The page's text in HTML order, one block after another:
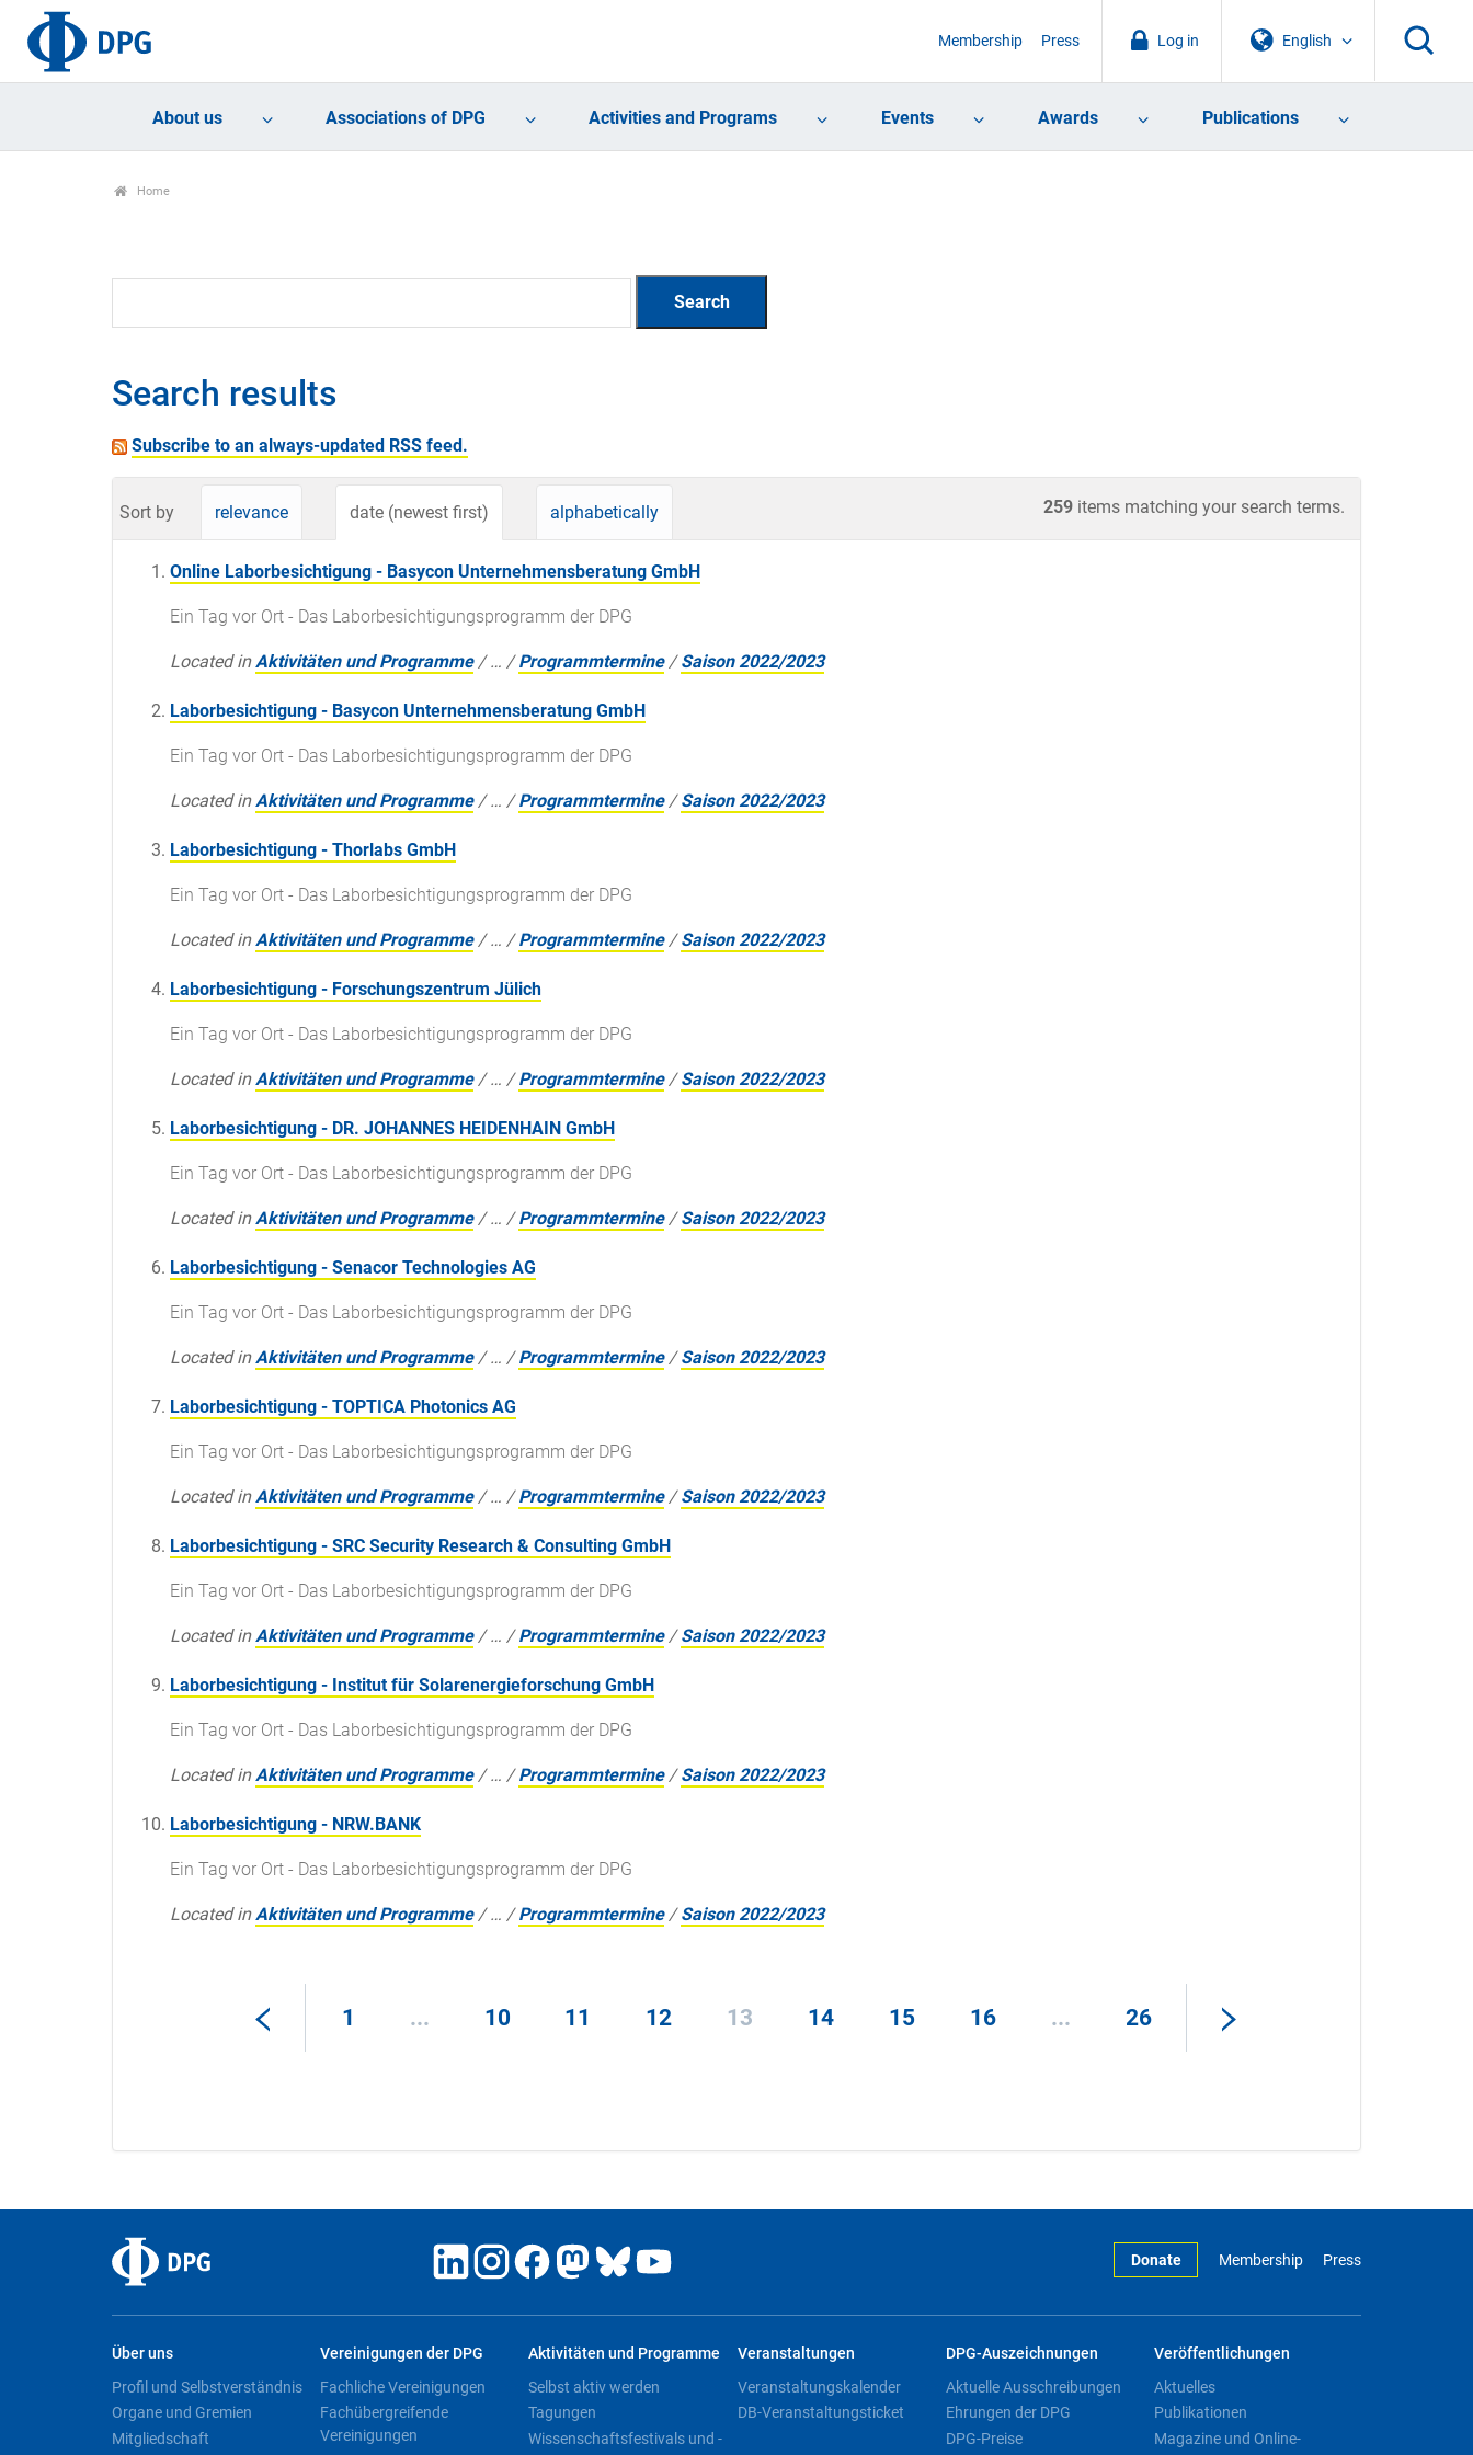
English
Log in
Membership Press
About us Associations of DPG Activities and Programs Events Awards Publications
Home
Search results
Subscribe to an always-updated RSS feed.
259 items matching your search terms.
Sort by relevance date (newest first) alphabetically
Online Laborbesichtigung - Basycon Unternehmensberatung GmbH
Ein Tag vor Ort - Das Laborbesichtigungsprogramm der DPG
Located in Aktivitäten und Programme /… /Programmtermine /Saison 2022/2023
Laborbesichtigung - Basycon Unternehmensberatung GmbH
Ein Tag vor Ort - Das Laborbesichtigungsprogramm der DPG
Located in Aktivitäten und Programme /… /Programmtermine /Saison 2022/2023
Laborbesichtigung - Thorlabs GmbH
Ein Tag vor Ort - Das Laborbesichtigungsprogramm der DPG
Located in Aktivitäten und Programme /… /Programmtermine /Saison 2022/2023
Laborbesichtigung - Forschungszentrum Jülich
Ein Tag vor Ort - Das Laborbesichtigungsprogramm der DPG
Located in Aktivitäten und Programme /… /Programmtermine /Saison 2022/2023
Laborbesichtigung - DR. JOHANNES HEIDENHAIN GmbH
Ein Tag vor Ort - Das Laborbesichtigungsprogramm der DPG
Located in Aktivitäten und Programme /… /Programmtermine /Saison 2022/2023
Laborbesichtigung - Senacor Technologies AG
Ein Tag vor Ort - Das Laborbesichtigungsprogramm der DPG
Located in Aktivitäten und Programme /… /Programmtermine /Saison 2022/2023
Laborbesichtigung - TOPTICA Photonics AG
Ein Tag vor Ort - Das Laborbesichtigungsprogramm der DPG
Located in Aktivitäten und Programme /… /Programmtermine /Saison 2022/2023
Laborbesichtigung - SRC Security Research & Consulting GmbH
Ein Tag vor Ort - Das Laborbesichtigungsprogramm der DPG
Located in Aktivitäten und Programme /… /Programmtermine /Saison 2022/2023
Laborbesichtigung - Institut für Solarenergieforschung GmbH
Ein Tag vor Ort - Das Laborbesichtigungsprogramm der DPG
Located in Aktivitäten und Programme /… /Programmtermine /Saison 2022/2023
Laborbesichtigung - NRW.BANK
Ein Tag vor Ort - Das Laborbesichtigungsprogramm der DPG
Located in Aktivitäten und Programme /… /Programmtermine /Saison 2022/2023
1 ... 10 11 12 13 14 15 16 ... 26
Donate Membership Press
Über uns
Profil und Selbstverständnis
Organe und Gremien
Mitgliedschaft
Vereinigungen der DPG
Fachliche Vereinigungen
Fachübergreifende
Vereinigungen
Aktivitäten und Programme
Selbst aktiv werden
Tagungen
Wissenschaftsfestivals und -
Veranstaltungen
Veranstaltungskalender
DB-Veranstaltungsticket
DPG-Auszeichnungen
Aktuelle Ausschreibungen
Ehrungen der DPG
DPG-Preise
Veröffentlichungen
Aktuelles
Publikationen
Magazine und Online-